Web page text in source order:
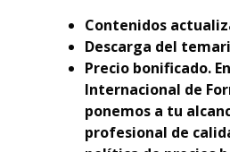
Contenidos
Descarga del
Precio bonificado.
Internacional de
ponemos a tu
profesional de